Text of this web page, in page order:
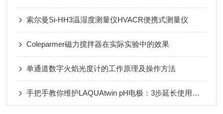
索尔曼Si-HH3温湿度测量仪HVACR便携式测量仪
Coleparmer磁力搅拌器在实际实验中的效果
单通道数字火焰光度计的工作原理及操作方法
手把手教你维护LAQUAtwin pH电极：3步延长使用寿命2倍以上